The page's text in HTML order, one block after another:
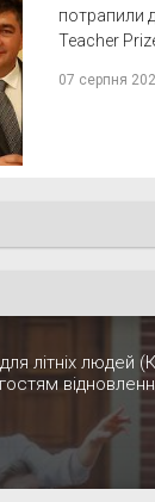
потрапили
Teacher
07 серпня
літніх людей